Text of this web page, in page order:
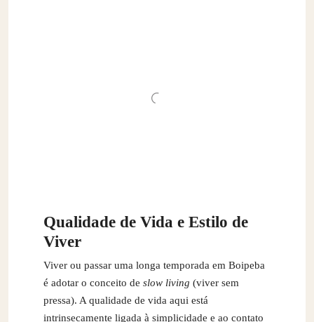
Qualidade de Vida e Estilo de
Viver
Viver ou passar uma longa temporada em Boipeba
é adotar o conceito de slow living (viver sem
pressa). A qualidade de vida aqui está
intrinsecamente ligada à simplicidade e ao contato